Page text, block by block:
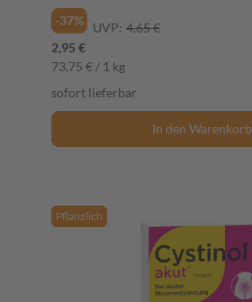
-37%
UVP: 4,65 €
2,95 €
73,75 € / 1 kg
sofort lieferbar
In den Warenkorb
Pflanzlich